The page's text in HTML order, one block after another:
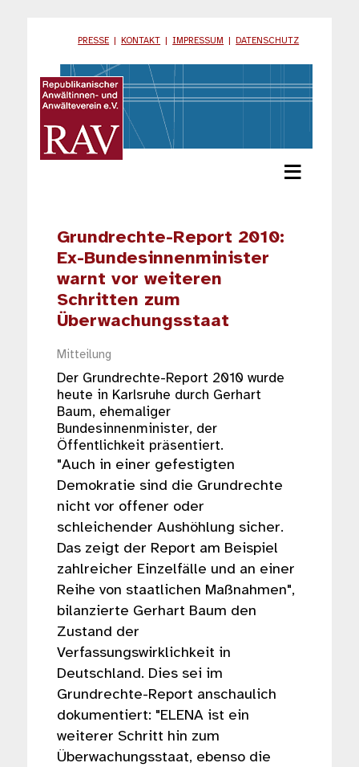
PRESSE KONTAKT |IMPRESSUM DATENSCHUTZ
≡
Grundrechte-Report 2010:
Ex-Bundesinnenminister
warnt vor weiteren
Schritten zum
Überwachungsstaat
Mitteilung
Der Grundrechte-Report 2010 wurde
heute in Karlsruhe durch Gerhart
Baum, ehemaliger
Bundesinnenminister, der
Öffentlichkeit präsentiert.
"Auch in einer gefestigten
Demokratie sind die Grundrechte
nicht vor offener oder
schleichender Aushöhlung sicher.
Das zeigt der Report am Beispiel
zahlreicher Einzelfälle und an einer
Reihe von staatlichen Maßnahmen",
bilanzierte Gerhart Baum den
Zustand der
Verfassungswirklichkeit in
Deutschland. Dies sei im
Grundrechte-Report anschaulich
dokumentiert: "ELENA ist ein
weiterer Schritt hin zum
Überwachungsstaat, ebenso die